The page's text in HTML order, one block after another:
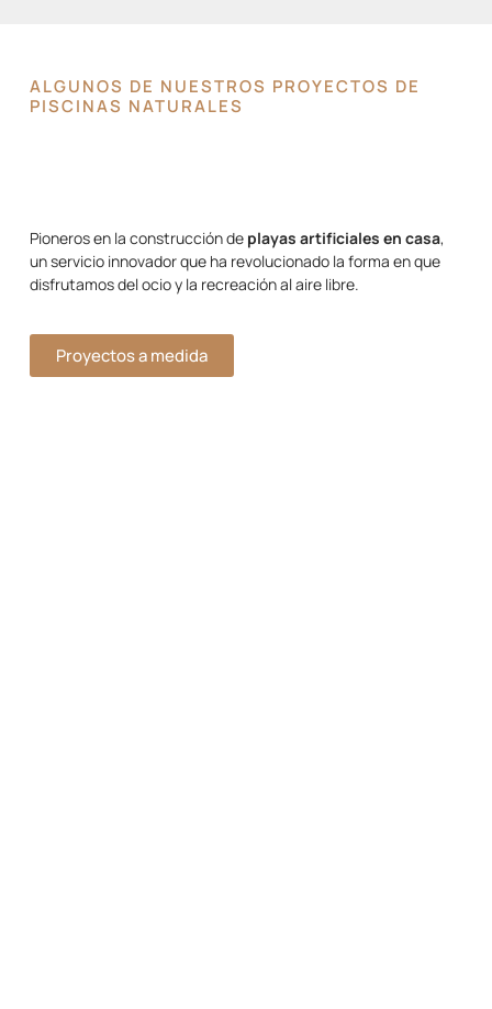
ALGUNOS DE NUESTROS PROYECTOS DE
PISCINAS NATURALES
Pioneros en la construcción de playas artificiales en casa,
un servicio innovador que ha revolucionado la forma en que
disfrutamos del ocio y la recreación al aire libre.
Proyectos a medida